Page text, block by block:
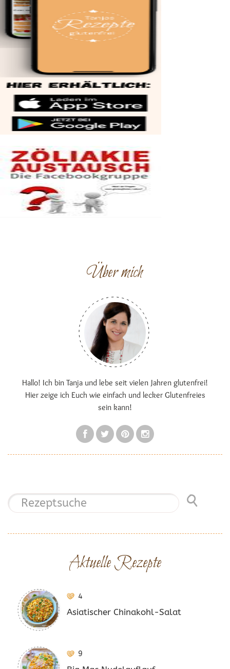
Über mich
Hallo! Ich bin Tanja und lebe seit vielen Jahren glutenfrei!
Hier zeige ich Euch wie einfach und lecker Glutenfreies
sein kann!
Aktuelle Rezepte
4
Asiatischer Chinakohl-Salat
9